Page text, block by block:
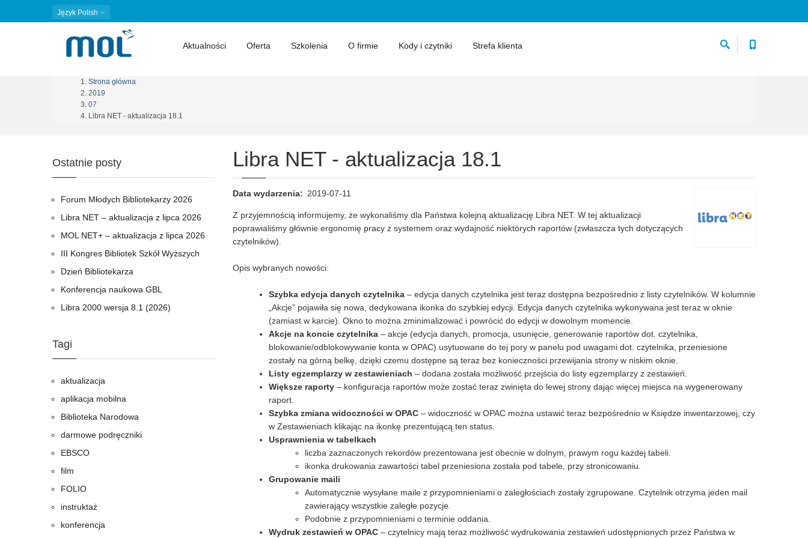
Język Polish
Aktualności Oferta Szkolenia O firmie Kody i czytniki Strefa klienta
Ścieżka
nawigacyjna
Strona główna
2019
07
Libra NET - aktualizacja 18.1
Libra NET - aktualizacja 18.1
Data wydarzenia 2019-07-11
Z przyjemnością informujemy, że wykonaliśmy dla Państwa kolejną aktualizację Libra NET. W tej aktualizacji
poprawialiśmy głównie ergonomię pracy z systemem oraz wydajność niektórych raportów (zwłaszcza tych dotyczących
czytelników).
Opis wybranych nowości:
Szybka edycja danych czytelnika – edycja danych czytelnika jest teraz dostępna bezpośrednio z listy czytelników. W kolumnie
„Akcje” pojawiła się nowa, dedykowana ikonka do szybkiej edycji. Edycja danych czytelnika wykonywana jest teraz w oknie
(zamiast w karcie). Okno to można zminimalizować i powrócić do edycji w dowolnym momencie.
Akcje na koncie czytelnika – akcje (edycja danych, promocja, usunięcie, generowanie raportów dot. czytelnika,
blokowanie/odblokowywanie konta w OPAC) usytuowane do tej pory w panelu pod uwagami dot. czytelnika, przeniesione
zostały na górną belkę, dzięki czemu dostępne są teraz bez konieczności przewijania strony w niskim oknie.
Listy egzemplarzy w zestawieniach – dodana została możliwość przejścia do listy egzemplarzy z zestawień.
Większe raporty – konfiguracja raportów może zostać teraz zwinięta do lewej strony dając więcej miejsca na wygenerowany
raport.
Szybka zmiana widoczności w OPAC – widoczność w OPAC można ustawić teraz bezpośrednio w Księdze inwentarzowej, czy
w Zestawieniach klikając na ikonkę prezentującą ten status.
Usprawnienia w tabelkach
liczba zaznaczonych rekordów prezentowana jest obecnie w dolnym, prawym rogu każdej tabeli.
ikonka drukowania zawartości tabel przeniesiona została pod tabele, przy stronicowaniu.
Grupowanie maili
Automatycznie wysyłane maile z przypomnieniami o zaległościach zostały zgrupowane. Czytelnik otrzyma jeden mail
zawierający wszystkie zaległe pozycje.
Podobnie z przypomnieniami o terminie oddania.
Wydruk zestawień w OPAC – czytelnicy mają teraz możliwość wydrukowania zestawień udostępnionych przez Państwa w
Ostatnie posty
Forum Młodych Bibliotekarzy 2026
Libra NET – aktualizacja z lipca 2026
MOL NET+ – aktualizacja z lipca 2026
III Kongres Bibliotek Szkół Wyższych
Dzień Bibliotekarza
Konferencja naukowa GBL
Libra 2000 wersja 8.1 (2026)
Tagi
aktualizacja
aplikacja mobilna
Biblioteka Narodowa
darmowe podręczniki
EBSCO
film
FOLIO
instruktaż
konferencja